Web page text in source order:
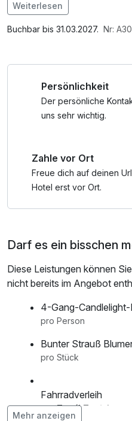
Frühstück vom Buffet für
Tag. Zur Begrüßung liegt
ausklingen lassen. Für Ihre
Wellnessbereich mit
Ein besonderes Highlight
Ein perfektes Wellness-
Auszeit, bei der Erholung
stehen.
Im Angebot enthalten
Saunabenutzung,
Weiterlesen
Buchbar bis 31.03.2027. Nr:
Persönlichkeit
Der persönliche
uns sehr wichtig.
Zahle vor Ort
Freue dich auf deinen
Hotel erst vor Ort.
Darf es ein bisschen
Diese Leistungen können
nicht bereits im Angebot
4-Gang-Candlelight-
pro Person
Bunter Strauß
pro Stück
Fahrradverleih
pro Tag (1 Tag/e)
Mehr anzeigen